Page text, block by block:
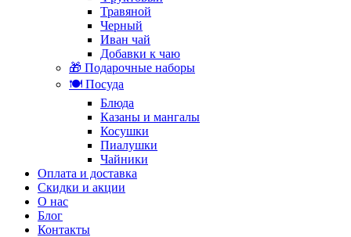
Травяной
Черный
Иван чай
Добавки к чаю
🎁 Подарочные наборы
🍽️ Посуда
Блюда
Казаны и мангалы
Косушки
Пиалушки
Чайники
Оплата и доставка
Скидки и акции
О нас
Блог
Контакты